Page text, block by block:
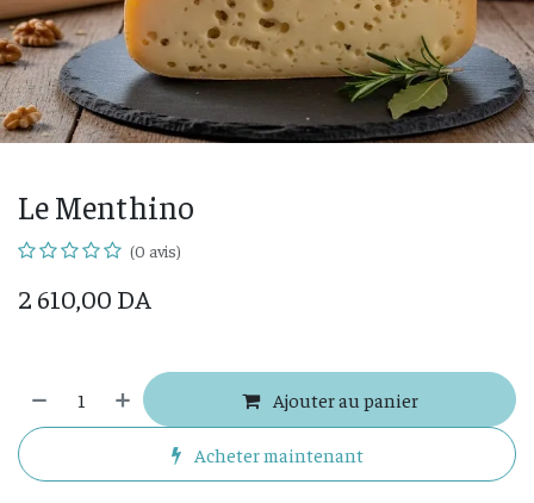
Le Menthino
(0 avis)
2 610,00 DA
Ajouter au panier
Acheter maintenant